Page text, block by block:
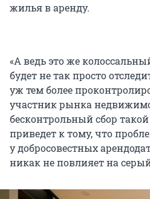
жилья в аренду.
«А ведь это же
будет не так просто
уж тем более
участник рынка
бесконтрольный сбор
приведет к тому, что
у добросовестных
никак не повлияет на